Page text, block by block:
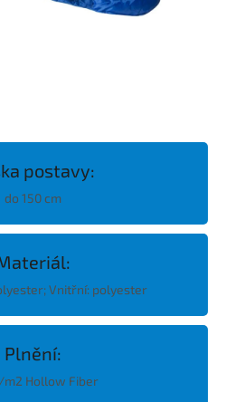
postavy:
do 150 cm
Vnitřní: polyester
Plnění:
m2 Hollow Fiber